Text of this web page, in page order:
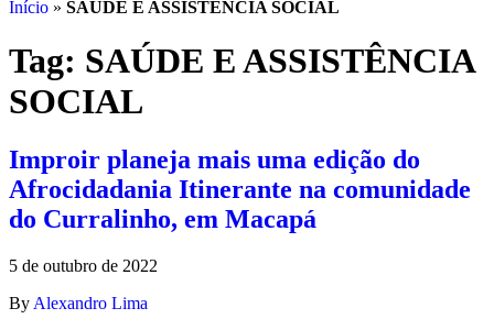
Início » SAÚDE E ASSISTÊNCIA SOCIAL
Tag: SAÚDE E ASSISTÊNCIA
SOCIAL
Improir planeja mais uma edição do
Afrocidadania Itinerante na comunidade
do Curralinho, em Macapá
5 de outubro de 2022
By Alexandro Lima